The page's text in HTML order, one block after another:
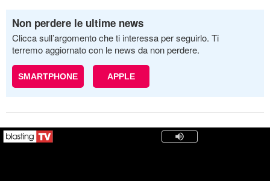
Non perdere le ultime news
Clicca sull’argomento che ti interessa per seguirlo. Ti
terremo aggiornato con le news da non perdere.
SMARTPHONE APPLE